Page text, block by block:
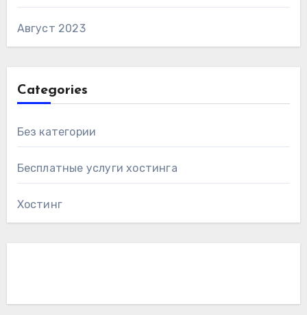
Август 2023
Categories
Без категории
Бесплатные услуги хостинга
Хостинг